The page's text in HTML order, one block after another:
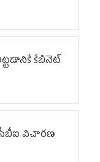
కేబినెట్‌
విచారణ